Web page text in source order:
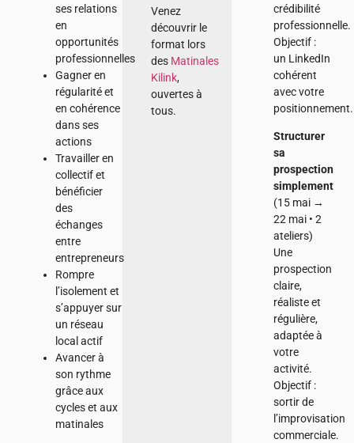
ses relations
en
opportunités
professionnelles
Gagner en
régularité et
en cohérence
dans ses
actions
Travailler en
collectif et
bénéficier
des
échanges
entre
entrepreneurs
Rompre
l’isolement et
s’appuyer sur
un réseau
local actif
Avancer à
son rythme
grâce aux
cycles et aux
matinales
Venez
découvrir le
format lors
des Matinales
Kilink,
ouvertes à
tous.
crédibilité
professionnelle.
Objectif :
un LinkedIn
cohérent
avec votre
positionnement.
Structurer
sa
prospection
simplement
(15 mai →
22 mai • 2
ateliers)
Une
prospection
claire,
réaliste et
régulière,
adaptée à
votre
activité.
Objectif :
sortir de
l’improvisation
commerciale.